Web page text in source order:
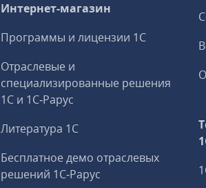
Интернет-магазин
Программы и лицензии 1С
Отраслевые и
специализированные решения
1С и 1С‑Рарус
Литература 1С
Бесплатное демо отраслевых
решений 1С‑Рарус